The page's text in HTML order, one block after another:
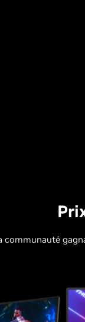
communauté